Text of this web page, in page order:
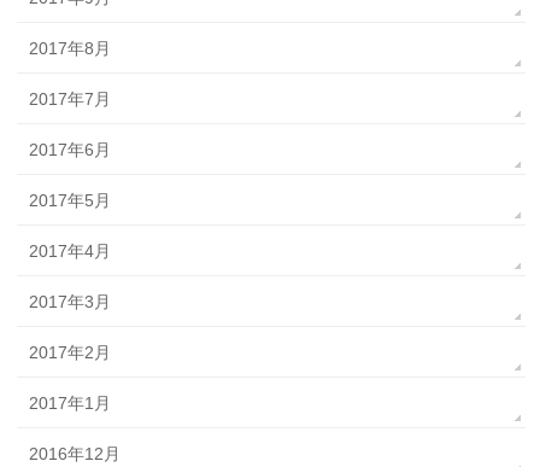
2017年8月
2017年7月
2017年6月
2017年5月
2017年4月
2017年3月
2017年2月
2017年1月
2016年12月